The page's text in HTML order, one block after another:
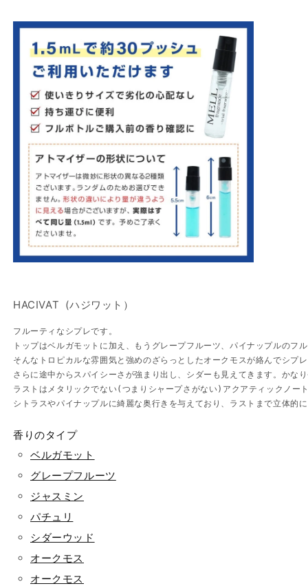
ジ
ッ
ト
キ
ス
ト
レ
ド
パ
ル
フ
ァ
ム
の
量
減
ら
す
ジ
ッ
ト
キ
ス
ト
ド
パ
ル
フ
ム
の
量
増
や
す
HACIVAT (ハジワット）
フルーティなシプレです。
トップはベルガモットに加え、もうグレープフルーツ、パイナップルのフ
そんなトロピカルな雰囲気と強めのざらっとしたオークモスが絡んでシプ
さらに途中からスパイシーさが強まり出し、シダーも見えてきます。かな
ラストはメタリックでない(つまりシャープさがない)アクアティックノー
シトラスやパイナップルに綺麗な奥行きを与えており、ラストまで立体的
香りのタイプ
ベルガモット
グレープフルーツ
ジャスミン
パチュリ
シダーウッド
オークモス
オークモス